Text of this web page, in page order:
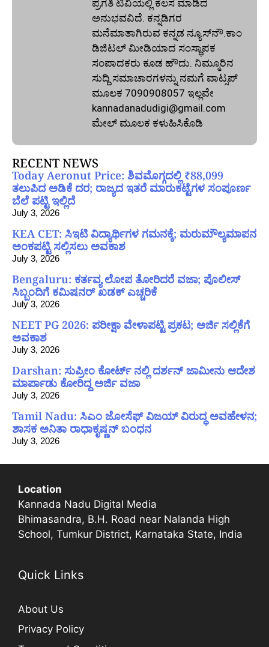
ಪ್ರಗತಿ ಟಿವಿಯಲ್ಲಿ ಕೆಲಸ ಮಾಡಿದ
ಅನುಭವವಿದೆ. ಕನ್ನಡಿಗರ
ಮನೆಮಾತಾಗಿರುವ ಕನ್ನಡ ನ್ಯೂಸ್‌ನೌ.ಕಾಂ
ಡಿಜಿಟಲ್‌ ಮೀಡಿಯಾದ ಸಂಸ್ಥಾಪಕ
ಸಂಪಾದಕರು ಕೂಡ ಹೌದು. ನಿಮ್ಮೂರಿನ
ಸುದ್ದಿ ಸಮಾಚಾರಗಳನ್ನು ನಮಗೆ ವಾಟ್ಸಪ್‌
ಮೂಲಕ 7090908057 ಇಲ್ಲವೇ
kannadanadudigi@gmail.com
ಮೇಲ್‌ ಮೂಲಕ ಕಳುಹಿಸಿಕೊಡಿ
RECENT NEWS
Today Aeronut Price: ಶಿವಮೊಗ್ಗದಲ್ಲಿ ₹88,099
ತಲುಪಿದ ಅಡಿಕೆ ದರ; ರಾಜ್ಯದ ಇತರೆ ಮಾರುಕಟ್ಟೆಗಳ ಸಂಪೂರ್ಣ
ಬೆಲೆ ಪಟ್ಟಿ ಇಲ್ಲಿದೆ
July 3, 2026
KEA CET: ಸಿಇಟಿ ವಿದ್ಯಾರ್ಥಿಗಳ ಗಮನಕ್ಕೆ; ಮರುಮೌಲ್ಯಮಾಪನ
ಅಂಕಪಟ್ಟಿ ಸಲ್ಲಿಸಲು ಅವಕಾಶ
July 3, 2026
Bengaluru: ಕರ್ತವ್ಯ ಲೋಪ ತೋರಿದರೆ ವಜಾ; ಪೊಲೀಸ್
ಸಿಬ್ಬಂದಿಗೆ ಕಮಿಷನರ್ ಖಡಕ್ ಎಚ್ಚರಿಕೆ
July 3, 2026
NEET PG 2026: ಪರೀಕ್ಷಾ ವೇಳಾಪಟ್ಟಿ ಪ್ರಕಟ; ಅರ್ಜಿ ಸಲ್ಲಿಕೆಗೆ
ಅವಕಾಶ
July 3, 2026
Darshan: ಸುಪ್ರೀಂ ಕೋರ್ಟ್ ನಲ್ಲಿ ದರ್ಶನ್ ಜಾಮೀನು ಆದೇಶ
ಮಾರ್ಪಾಡು ಕೋರಿದ್ದ ಅರ್ಜಿ ವಜಾ
July 3, 2026
Tamil Nadu: ಸಿಎಂ ಜೋಸೆಫ್ ವಿಜಯ್ ವಿರುದ್ಧ ಅವಹೇಳನ;
ಶಾಸಕ ಅನಿತಾ ರಾಧಾಕೃಷ್ಣನ್ ಬಂಧನ
July 3, 2026
Location
Kannada Nadu Digital Media
Bhimasandra, B.H. Road near Nalanda High
School, Tumkur District, Karnataka State, India
Quick Links
About Us
Privacy Policy